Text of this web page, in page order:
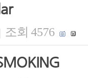
| 조회 4576